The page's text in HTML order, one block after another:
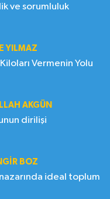
Gençlik ve sorumluluk
YILMAZ
Kiloları Vermenin Yolu
AKGÜN
dirilişi
BOZ
nazarında ideal toplum